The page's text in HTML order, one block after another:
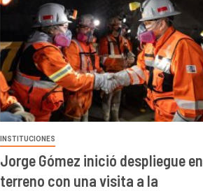
INSTITUCIONES
Jorge Gómez inició despliegue en
terreno con una visita a la